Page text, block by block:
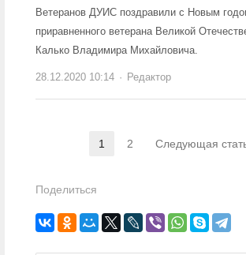
Ветеранов ДУИС поздравили с Новым
приравненного ветерана Великой
Калько Владимира Михайловича.
28.12.2020 10:14 Author
Редактор
Навигация по записям
Страница
1 Страница
2 Следующая
Поделиться